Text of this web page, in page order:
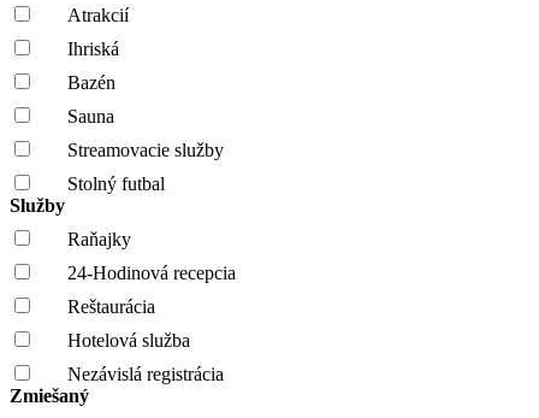
Atrakcií
Ihriská
Bazén
Sauna
Streamovacie služby
Stolný futbal
Služby
Raňajky
24-Hodinová recepcia
Reštaurácia
Hotelová služba
Nezávislá registrácia
Zmiešaný